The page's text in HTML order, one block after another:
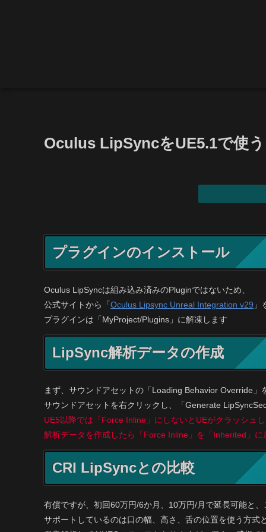
Oculus LipSyncをUE5.1で使う
プラグインのインストール
Oculus LipSyncは組み込み済みのPluginではないため、
公式サイトから「 Oculus Lipsync Unreal Integration v29
プラグインは「MyProject/Plugins」に解凍します
LipSync解析データの作成
まず、サウンドアセットの「Loading Behavior Override」
サウンドアセットを右クリックし、「Generate
UE5以降では「Force Inline」にしないとUEがクラッシュ
解析データを作成したら「Force Inline」を「Inherited」に
CRI LipSyncとの比較
有償ですが、初回60万円/6か月、10万円/月で延長可能と
サポートしているのは口の幅、高さ、舌の位置を使う方式